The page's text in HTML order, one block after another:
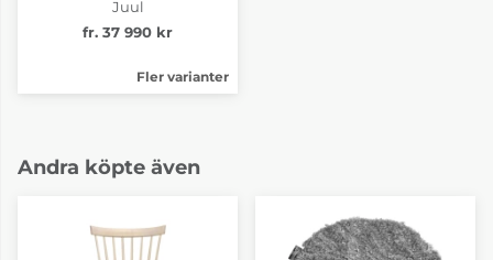
Juul
fr. 37 990 kr
Fler varianter
Andra köpte även